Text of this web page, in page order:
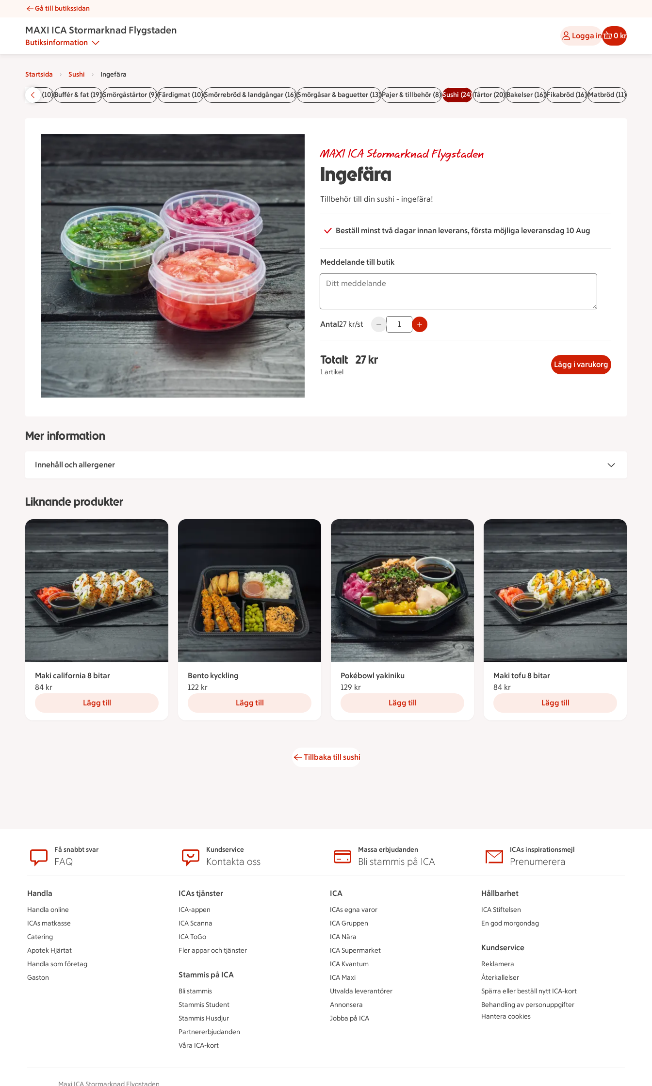
Ingefära | Catering MAXI ICA Stormarknad Flygstaden
Gå till butikssidan
MAXI ICA Stormarknad Flygstaden
Butiksinformation
Logga in 0 kr
Startsida Sushi Ingefära
2026 (10)Buffér & fat (19)Smörgåstårtor (9)Färdigmat (10)Smörrebröd & landgångar (16)Smörgåsar & baguetter (13)Pajer & tillbehör (8)Sushi (24)Tårtor (20)Bakelser (16)Fikabröd (16)Matbröd (11)
Ingefära
MAXI ICA Stormarknad Flygstaden
Tillbehör till din sushi - ingefära!
Beställ minst två dagar innan leverans, första möjliga leveransdag 10 Aug
Meddelande till butik
Antal
27 kronor styck
27 kr/st Använd knapparna för att minska eller öka värdet, eller ange ett värde
Totalt
1 artikel
Totalt 1 stycken Ingefära, 27 kronor
27 kr Lägg i varukorg
Mer information
Innehåll och allergener
Liknande produkter
Maki california 8 bitar
84 kr
Lägg till
Bento kyckling
122 kr
Lägg till
Pokébowl yakiniku
129 kr
Lägg till
Maki tofu 8 bitar
84 kr
Lägg till
Tillbaka till sushi
SidfotFå snabbt svar
FAQ
Kundservice
Kontakta oss
Massa erbjudanden
Bli stammis på ICA
ICAs inspirationsmejl
Prenumerera
Handla
Handla online
ICAs matkasse
Catering
Apotek Hjärtat
Handla som företag
Gaston
ICAs tjänster
ICA-appen
ICA Scanna
ICA ToGo
Fler appar och tjänster
Stammis på ICA
Bli stammis
Stammis Student
Stammis Husdjur
Partnererbjudanden
Våra ICA-kort
ICA
ICAs egna varor
ICA Gruppen
ICA Nära
ICA Supermarket
ICA Kvantum
ICA Maxi
Utvalda leverantörer
Annonsera
Jobba på ICA
Hållbarhet
ICA Stiftelsen
En god morgondag
Kundservice
Reklamera
Återkallelser
Spärra eller beställ nytt ICA-kort
Behandling av personuppgifter
Hantera cookies
Maxi ICA Stormarknad Flygstaden